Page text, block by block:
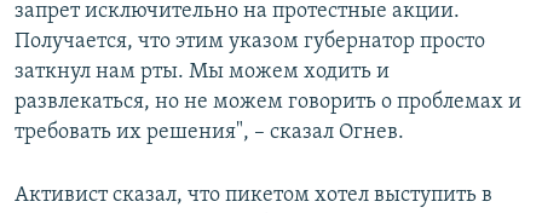
запрет исключительно на протестные акции.
Получается, что этим указом губернатор просто
заткнул нам рты. Мы можем ходить и
развлекаться, но не можем говорить о проблемах и
требовать их решения", – сказал Огнев.
Активист сказал, что пикетом хотел выступить в